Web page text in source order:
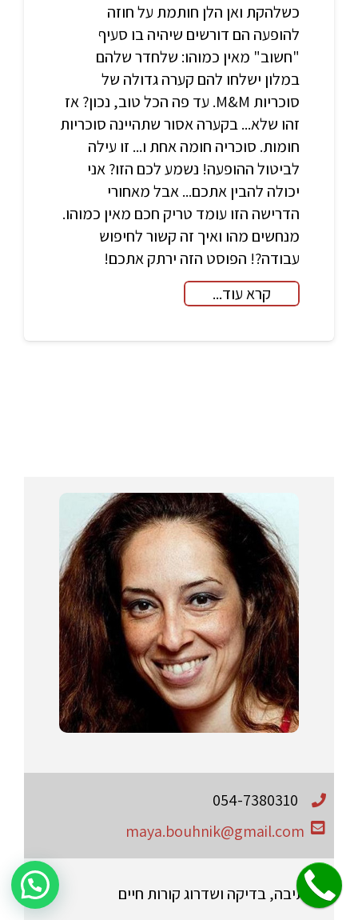
כשלהקת ואן הלן חותמת על חוזה
להופעה הם דורשים שיהיה בו סעיף
"חשוב" מאין כמוהו: שלחדר שלהם
במלון ישלחו להם קערה גדולה של
סוכריות M&M. עד פה הכל טוב, נכון? אז
זהו שלא... בקערה אסור שתהיינה סוכריות
חומות. סוכריה חומה אחת ו... זו עילה
לביטול ההופעה! נשמע לכם הזו? אני
יכולה להבין אתכם... אבל מאחורי
הדרישה הזו עומד טריק חכם מאין כמוהו.
מנחשים מהו ואיך זה קשור לחיפוש
עבודה?! הפוסט הזה ירתק אתכם!
קרא עוד...
054-7380310
maya.bouhnik@gmail.com
● כתיבה, בדיקה ושדרוג קורות חיים